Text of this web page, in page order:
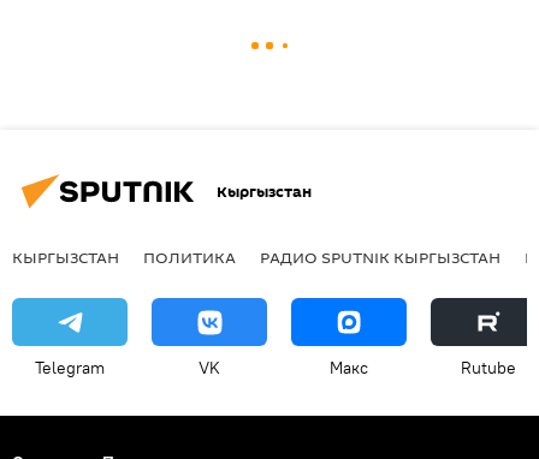
Кыргызстан
КЫРГЫЗСТАН ПОЛИТИКА РАДИО SPUTNIK КЫРГЫЗСТАН
Telegram VK Макс Rutube